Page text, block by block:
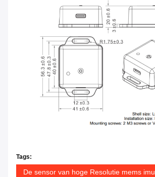
Tags:
De sensor van hoge Resolutie mems imu